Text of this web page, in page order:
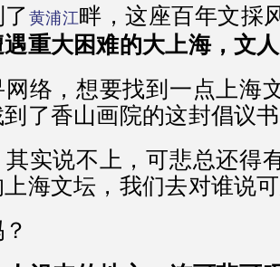
黄浦江畔，这座百年文採
遇重大困难的大上海，文
网络，想要找到一点上海
到了香山画院的这封倡
实说不上，可悲总还得
海文坛，我们去对谁说